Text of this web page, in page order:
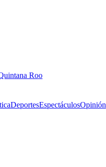
Roo
DeportesEspectáculosOpinión